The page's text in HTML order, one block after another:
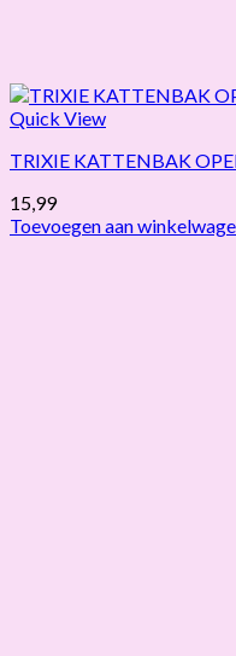
Quick View
TRIXIE KATTENBAK
15,99
Toevoegen aan